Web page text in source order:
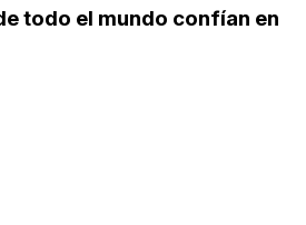
todo el mundo confían en